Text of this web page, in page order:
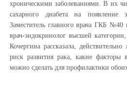
хроническими заболеваниями. В их
сахарного диабета на появление
Заместитель главного врача ГКБ №40
врач-эндокринолог высшей
Кочергина рассказала,
риск развития рака, какие факторы
можно сделать для профилактики